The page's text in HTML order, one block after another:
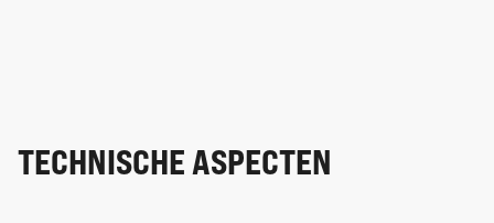
TECHNISCHE ASPECTEN